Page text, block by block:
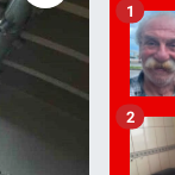
1
2